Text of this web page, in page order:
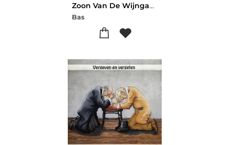
Zoon Van De Wijngaardenier Luisterboek
Bas